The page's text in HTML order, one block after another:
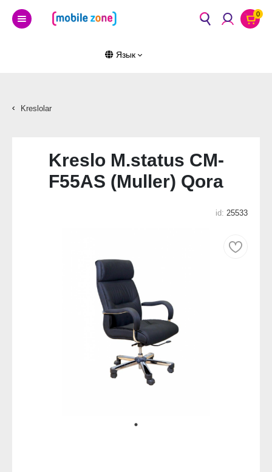
0
Язык
Kreslolar
Kreslo M.status CM-
F55AS (Muller) Qora
id: 25533